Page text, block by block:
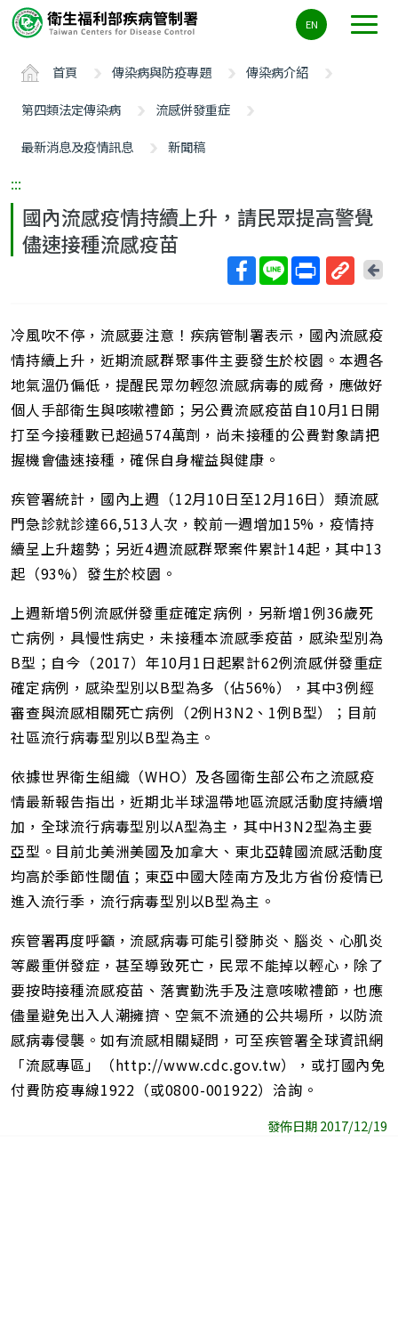
要
ALT+C
EN
首頁 傳染病與防疫專題
傳染病介紹
第四類法定傳染病
流感併發重症
最新消息及疫情訊息
新聞稿
:::
國內流感疫情持續上升，請民眾提高警覺
儘速接種流感疫苗
短
網
址
回
頁
冷風吹不停，流感要注意！疾病管制署表示，國內流感疫
情持續上升，近期流感群聚事件主要發生於校園。本週各
地氣溫仍偏低，提醒民眾勿輕忽流感病毒的威脅，應做好
個人手部衛生與咳嗽禮節；另公費流感疫苗自10月1日開
打至今接種數已超過574萬劑，尚未接種的公費對象請把
握機會儘速接種，確保自身權益與健康。
疾管署統計，國內上週（12月10日至12月16日）類流感
門急診就診達66,513人次，較前一週增加15%，疫情持
續呈上升趨勢；另近4週流感群聚案件累計14起，其中13
起（93%）發生於校園。
上週新增5例流感併發重症確定病例，另新增1例36歲死
亡病例，具慢性病史，未接種本流感季疫苗，感染型別為
B型；自今（2017）年10月1日起累計62例流感併發重症
確定病例，感染型別以B型為多（佔56%），其中3例經
審查與流感相關死亡病例（2例H3N2、1例B型）；目前
社區流行病毒型別以B型為主。
依據世界衛生組織（WHO）及各國衛生部公布之流感疫
情最新報告指出，近期北半球溫帶地區流感活動度持續增
加，全球流行病毒型別以A型為主，其中H3N2型為主要
亞型。目前北美洲美國及加拿大、東北亞韓國流感活動度
均高於季節性閾值；東亞中國大陸南方及北方省份疫情已
進入流行季，流行病毒型別以B型為主。
疾管署再度呼籲，流感病毒可能引發肺炎、腦炎、心肌炎
等嚴重併發症，甚至導致死亡，民眾不能掉以輕心，除了
要按時接種流感疫苗、落實勤洗手及注意咳嗽禮節，也應
儘量避免出入人潮擁擠、空氣不流通的公共場所，以防流
感病毒侵襲。如有流感相關疑問，可至疾管署全球資訊網
「流感專區」（http://www.cdc.gov.tw），或打國內免
付費防疫專線1922（或0800-001922）洽詢。
發佈日期 2017/12/19